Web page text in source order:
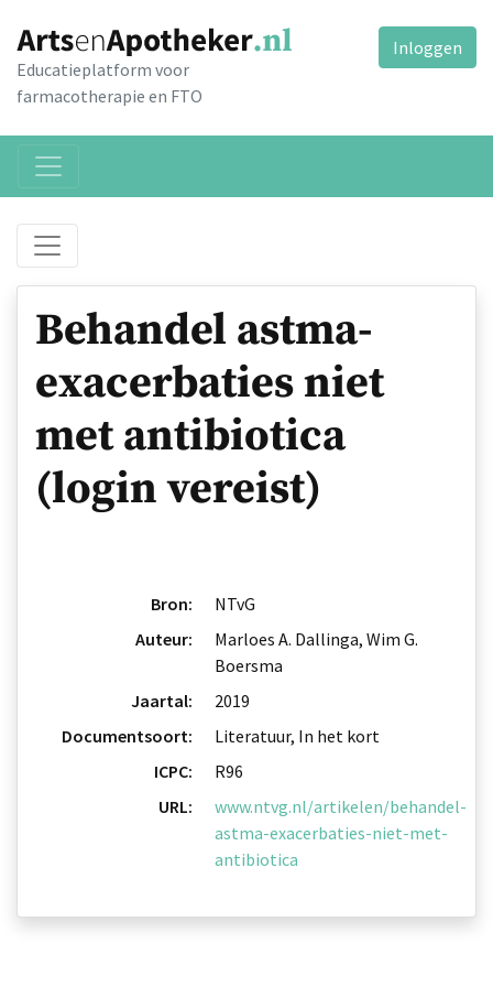
Educatieplatform voor
farmacotherapie en FTO
Inloggen
Behandel astma-
exacerbaties niet
met antibiotica
(login vereist)
Bron:
NTvG
Auteur:
Marloes A. Dallinga, Wim G.
Boersma
Jaartal:
2019
Documentsoort:
Literatuur, In het kort
ICPC:
R96
URL:
www.ntvg.nl/artikelen/behandel-
astma-exacerbaties-niet-met-
antibiotica